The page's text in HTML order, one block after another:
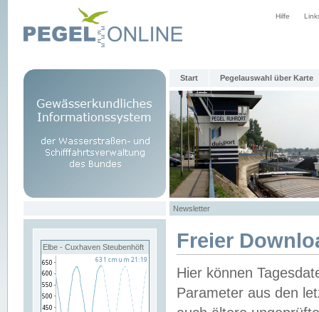
Hilfe
Start Pegelauswahl über Karte
Newsletter
Elbe - Cuxhaven Steubenhöft Freier
Hier können
Parameter aus den